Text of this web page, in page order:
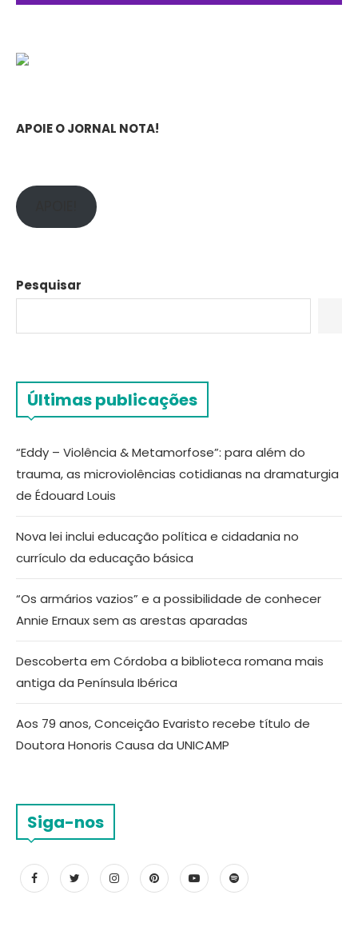
APOIE O JORNAL NOTA!
Pesquisar
Últimas publicações
“Eddy – Violência & Metamorfose”: para além do
trauma, as microviolências cotidianas na dramaturgia
de Édouard Louis
Nova lei inclui educação política e cidadania no
currículo da educação básica
“Os armários vazios” e a possibilidade de conhecer
Annie Ernaux sem as arestas aparadas
Descoberta em Córdoba a biblioteca romana mais
antiga da Península Ibérica
Aos 79 anos, Conceição Evaristo recebe título de
Doutora Honoris Causa da UNICAMP
Siga-nos